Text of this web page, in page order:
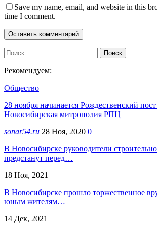
Save my name, email, and website in this
time I comment.
Рекомендуем:
Общество
28 ноября начинается Рождественский
Новосибирская митрополия РПЦ
sonar54.ru 28 Ноя, 2020 0
В Новосибирске руководители
предстанут перед…
18 Ноя, 2021
В Новосибирске прошло торжественное
юным жителям…
14 Дек, 2021